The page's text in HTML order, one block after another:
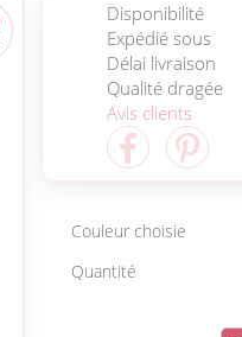
Disponibilité
Expédié sous
Délai livraison
Qualité dragée
Avis clients
Couleur choisie
Quantité